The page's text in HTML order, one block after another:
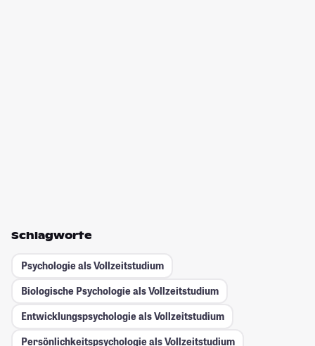
Schlagworte
Psychologie als Vollzeitstudium
Biologische Psychologie als Vollzeitstudium
Entwicklungspsychologie als Vollzeitstudium
Persönlichkeitspsychologie als Vollzeitstudium